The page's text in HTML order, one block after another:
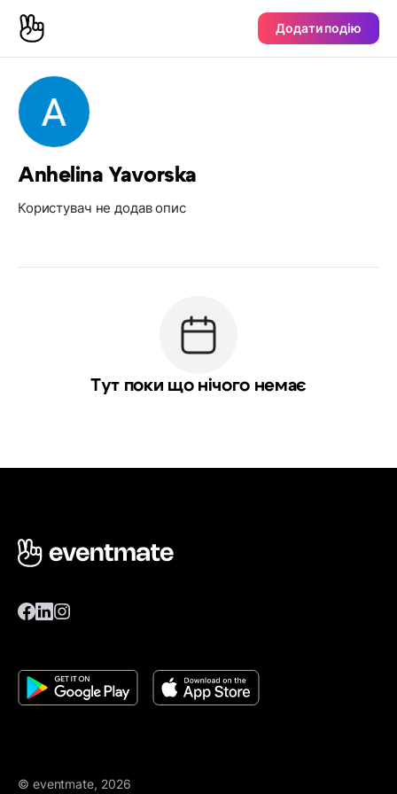
Додати подію
Anhelina Yavorska
Користувач не додав опис
Тут поки що нічого немає
© eventmate, 2026